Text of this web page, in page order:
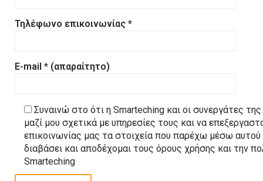
Τηλέφωνο επικοινωνίας *
E-mail * (απαραίτητο)
Συναινώ στο ότι η Smarteching και οι συνεργάτες
μαζί μου σχετικά με υπηρεσίες τους και να
επικοινωνίας μας τα στοιχεία που παρέχω μέσω
διαβάσει και αποδέχομαι τους όρους χρήσης και την
Smarteching